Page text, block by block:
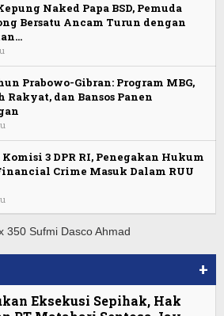
Naked Papa BSD, Pemuda
Bersatu Ancam Turun dengan
Prabowo-Gibran: Program MBG,
Rakyat, dan Bansos Panen
Komisi 3 DPR RI, Penegakan Hukum
Crime Masuk Dalam RUU
+
Eksekusi Sepihak, Hak